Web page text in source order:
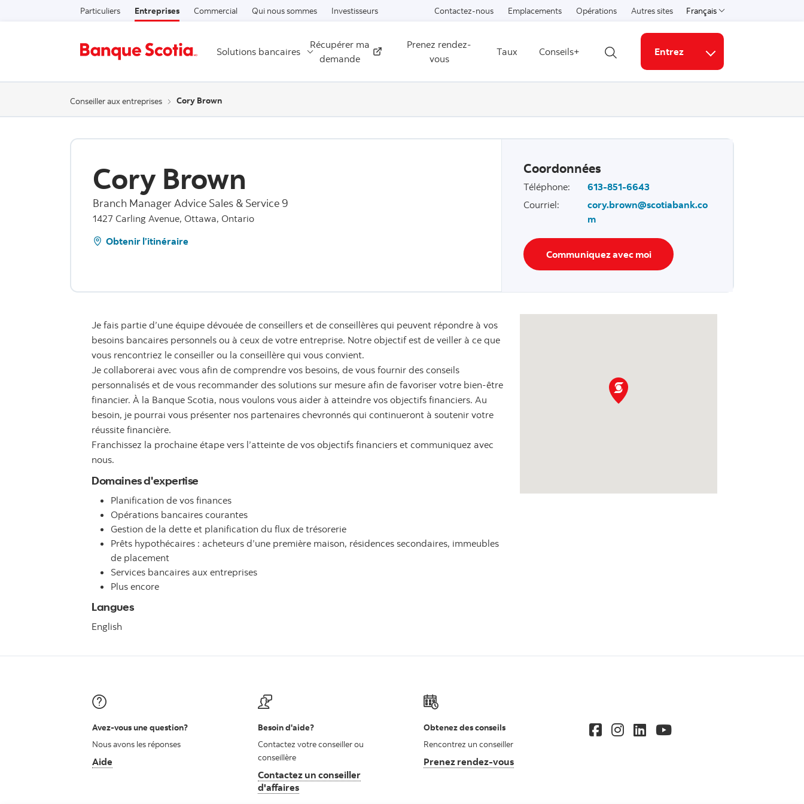
Passer au contenu
Particuliers Entreprises Commercial Qui nous sommes Investisseurs Contactez-nous Emplacements Opérations Autres sites Français
Select a language
Solutions bancaires
Récupérer ma
demande
Externe
Prenez rendez-
vous
Taux
Conseils+
Ouvrir la recherche
Entrez
Liens connexes
Conseiller aux entreprises Cory Brown
Cory Brown
Branch Manager Advice Sales & Service 9
1427 Carling Avenue, Ottawa, Ontario
Obtenir l’itinéraire
Coordonnées
Téléphone:
613-851-6643
Courriel:
cory.brown@scotiabank.co
m
Communiquez avec moi
Je fais partie d’une équipe dévouée de conseillers et de conseillères qui peuvent répondre à vos
besoins bancaires personnels ou à ceux de votre entreprise. Notre objectif est de veiller à ce que
vous rencontriez le conseiller ou la conseillère qui vous convient.
Je collaborerai avec vous afin de comprendre vos besoins, de vous fournir des conseils
personnalisés et de vous recommander des solutions sur mesure afin de favoriser votre bien-être
financier. À la Banque Scotia, nous voulons vous aider à atteindre vos objectifs financiers. Au
besoin, je pourrai vous présenter nos partenaires chevronnés qui continueront à soutenir votre
réussite financière.
Franchissez la prochaine étape vers l’atteinte de vos objectifs financiers et communiquez avec
nous.
Domaines d'expertise
Planification de vos finances
Opérations bancaires courantes
Gestion de la dette et planification du flux de trésorerie
Prêts hypothécaires : acheteurs d’une première maison, résidences secondaires, immeubles
de placement
Services bancaires aux entreprises
Plus encore
Langues
English
Avez-vous une question?
Nous avons les réponses
Aide
Besoin d'aide?
Contactez votre conseiller ou
conseillère
Contactez un conseiller
d'affaires
Obtenez des conseils
Rencontrez un conseiller
Prenez rendez-vous